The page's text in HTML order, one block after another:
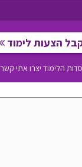
הצעות לימוד
הלימוד יצרו אתי קשר